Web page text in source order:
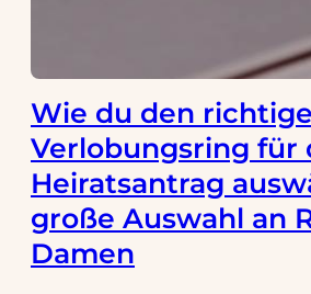
Wie du den
Verlobungsring für
Heiratsantrag
große Auswahl an
Damen